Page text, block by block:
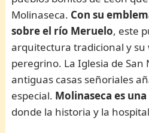
Molinaseca. Con su
sobre el río Meruelo, este
arquitectura tradicional y
peregrino. La Iglesia de San
antiguas casas señoriales
especial. Molinaseca es
donde la historia y la